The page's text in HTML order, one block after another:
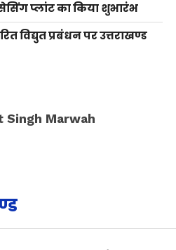
प्लांट का किया शुभारंभ
विद्युत प्रबंधन पर उत्तराखण्ड
Singh Marwah